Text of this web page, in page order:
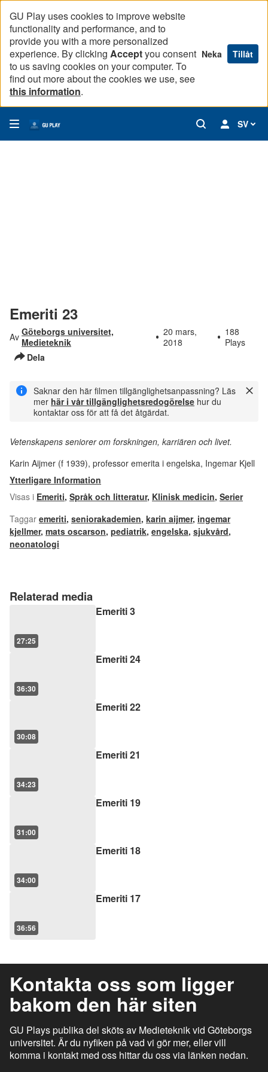
GU Play uses cookies to improve website
functionality and performance, and to
provide you with a more personalized
experience. By clicking Acceptyou consent
to us saving cookies on your computer. To
find out more about the cookies we use, see
this information.
Neka Tillåt
SV
Relaterad media
27:25
Emeriti 3
36:30
Emeriti 24
30:08
Emeriti 22
34:23
Emeriti 21
31:00
Emeriti 19
34:00
Emeriti 18
36:56
Emeriti 17
Emeriti 23
Av Göteborgs universitet,
Medieteknik
20 mars,
2018
188
Plays
Dela
Saknar den här filmen tillgänglighetsanpassning? Läs
mer här i vår tillgänglighetsredogörelse hur du
kontaktar oss för att få det åtgärdat.
Vetenskapens seniorer om forskningen, karriären och livet.
Karin Aijmer (f 1939), professor emerita i engelska, Ingemar Kjell
Ytterligare Information
Visas i Emeriti, Språk och litteratur, Klinisk medicin, Serier
Taggar emeriti, seniorakademien, karin aijmer, ingemar
kjellmer, mats oscarson, pediatrik, engelska, sjukvård,
neonatologi
Kontakta oss som ligger
bakom den här siten
GU Plays publika del sköts av Medieteknik vid Göteborgs
universitet. Är du nyfiken på vad vi gör mer, eller vill
komma i kontakt med oss hittar du oss via länken nedan.